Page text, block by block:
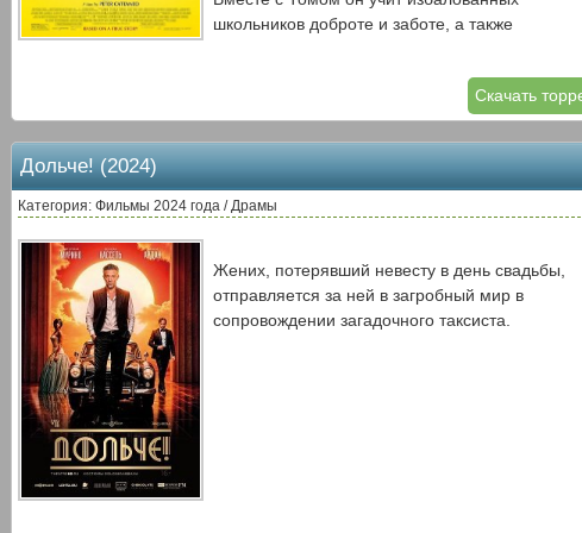
школьников доброте и заботе, а также
самого Лондона и на другом языке не говорит.
Когда успеваемость безнадежного класса
начинает расти, об уроках пернатого педагога
узнает вся округа.
Скачать
Дольче! (2024)
Категория: Фильмы 2024 года / Драмы
Жених, потерявший невесту в день свадьбы,
отправляется за ней в загробный мир в
сопровождении загадочного таксиста.